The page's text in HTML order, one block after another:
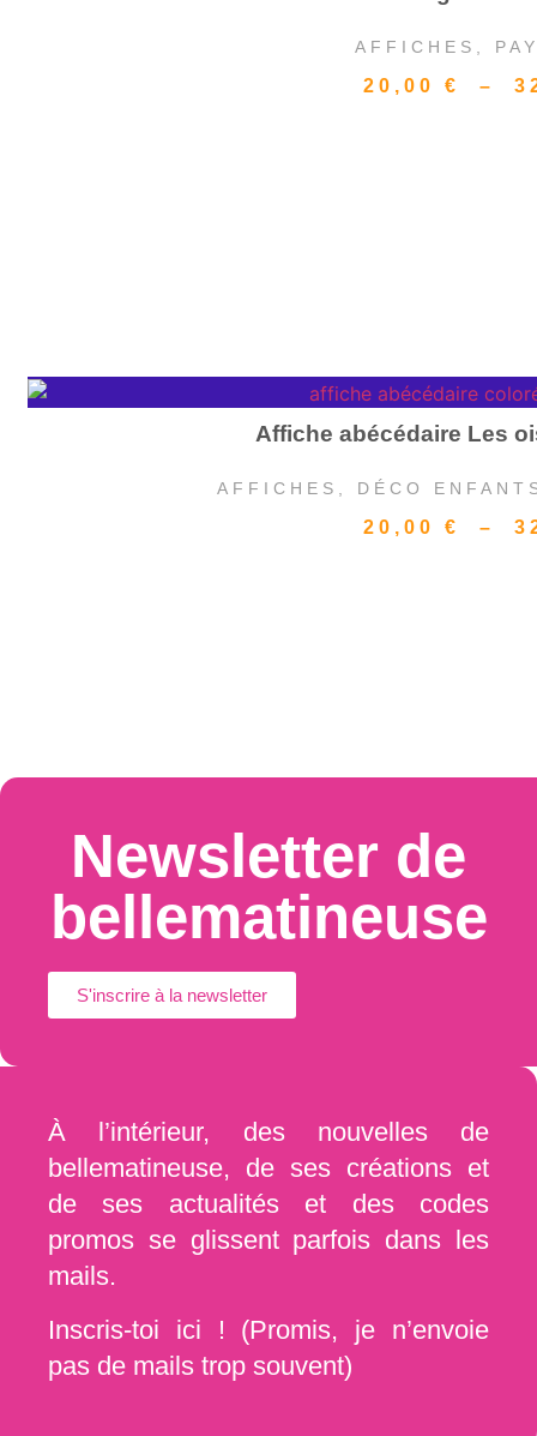
AFFICHES
20,00€ –
Affiche abécédaire Les
AFFICHES DÉCO
20,00€ –
Newsletter de
bellematineuse
S'inscrire à la newsletter
À l’intérieur, des nouvelles de
bellematineuse, de ses créations et
de ses actualités et des codes
promos se glissent parfois dans les
mails.
Inscris-toi ici ! (Promis, je n’envoie
pas de mails trop souvent)